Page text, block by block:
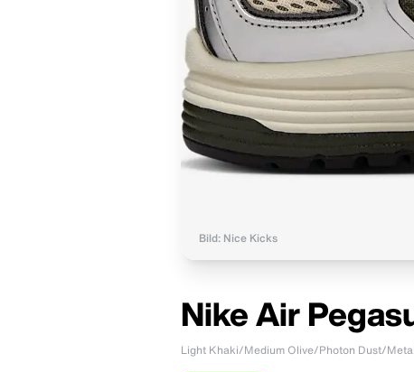
Bild: Nice Kicks
Nike Air
Light Khaki/Medium Olive/Photon Dust/